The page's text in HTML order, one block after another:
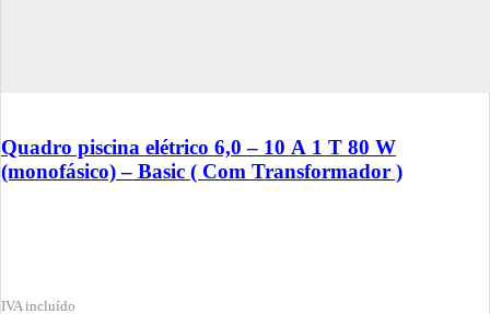
Quadro piscina elétrico 6,0 – 10 A 1 T 80 W
(monofásico) – Basic ( Com Transformador )